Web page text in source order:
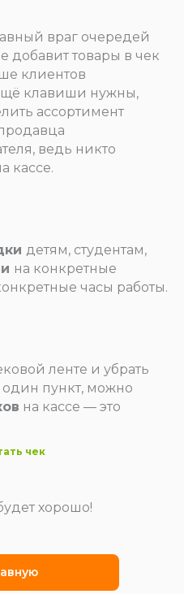
враг очередей
добавит товары в чек
клиентов
клавиши нужны,
ассортимент
ведь никто
кассе.
детям, студентам,
на конкретные
часы работы.
ленте и убрать
один пункт, можно
на кассе — это
чек
хорошо!
4 эт.
62
Ф
чек